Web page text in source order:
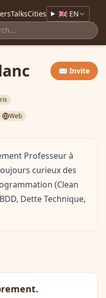
TalksCities 🇬🇧 EN
✉️ Invite
Web
Professeur à
curieux des
(Clean
Dette Technique,